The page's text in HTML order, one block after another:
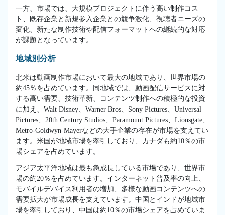
一方、市場では、大規模プロジェクトに伴う高い制作コス
ト、既存企業と新規参入企業との競争激化、視聴者ニーズの
変化、新たな制作技術や配信フォーマットへの継続的な対応
が課題となっています。
地域別分析
北米は動画制作市場において最大の地域であり、世界市場の
約45％を占めています。同地域では、動画配信サービスに対
する高い需要、技術革新、コンテンツ制作への積極的な投資
に加え、Walt Disney、Warner Bros、Sony Pictures、Universal
Pictures、20th Century Studios、Paramount Pictures、Lionsgate、
Metro-Goldwyn-Mayerなどの大手企業の存在が市場を支えてい
ます。米国が地域市場を牽引しており、カナダも約10％の市
場シェアを占めています。
アジア太平洋地域は最も急成長している市場であり、世界市
場の約20％を占めています。インターネット普及率の向上、
モバイルデバイス利用者の増加、多様な動画コンテンツへの
需要拡大が市場成長を支えています。中国とインドが地域市
場を牽引しており、中国は約10％の市場シェアを占めていま